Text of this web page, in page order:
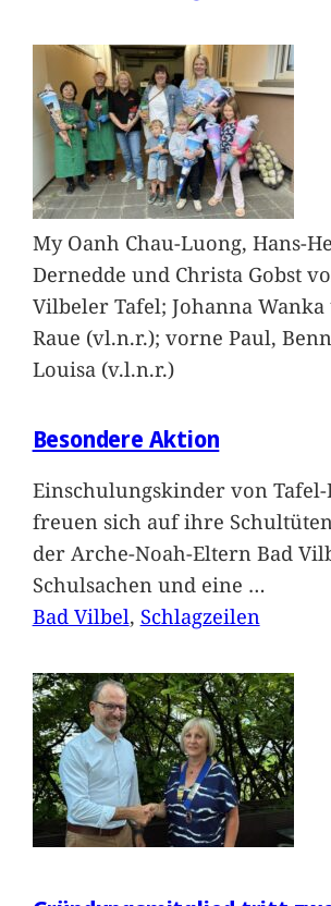
My Oanh Chau-Luong, Hans-
Dernedde und Christa Gobst
Vilbeler Tafel; Johanna
Raue (vl.n.r.); vorne Paul,
Louisa (v.l.n.r.)
Besondere Aktion
Einschulungskinder von
freuen sich auf ihre Schultüten
der Arche-Noah-Eltern Bad
Schulsachen und eine …
Bad Vilbel, Schlagzeilen